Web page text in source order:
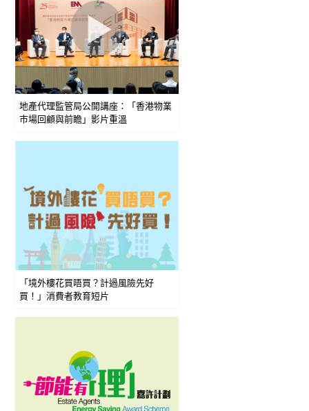
地產代理監管局公開講座：「香港物業
市場回顧與前瞻」影片重溫
「境外樓花買唔買？計過風險先好
買！」消費者教育短片